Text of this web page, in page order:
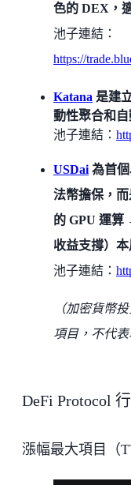
色的 DEX，
池子連結：
https://
Katana 是建
動性聚合和
池子連結：
USDai 為首
法幣擔保，
的 GPU 運算
收益支撐）
池子連結：
（加密貨幣
項目，不代表
DeFi Protocol
漲幅最大項目（